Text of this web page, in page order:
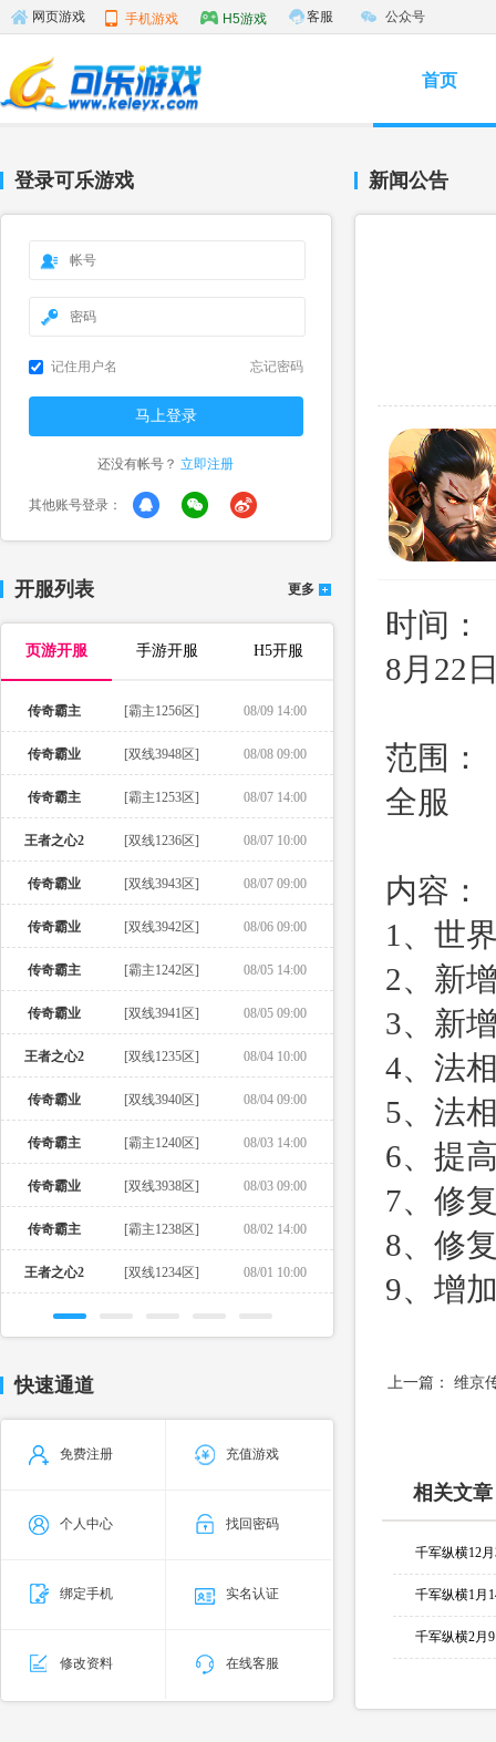
网页游戏 手机游戏 H5游戏 客服 公众号
首页
登录可乐游戏
记住用户名 忘记密码
还没有帐号？ 立即注册
其他账号登录：
开服列表 更多
页游开服 手游开服 H5开服
传奇霸主 [霸主1256区] 08/09 14:00
传奇霸业 [双线3948区] 08/08 09:00
传奇霸主 [霸主1253区] 08/07 14:00
王者之心2 [双线1236区] 08/07 10:00
传奇霸业 [双线3943区] 08/07 09:00
传奇霸业 [双线3942区] 08/06 09:00
传奇霸主 [霸主1242区] 08/05 14:00
传奇霸业 [双线3941区] 08/05 09:00
王者之心2 [双线1235区] 08/04 10:00
传奇霸业 [双线3940区] 08/04 09:00
传奇霸主 [霸主1240区] 08/03 14:00
传奇霸业 [双线3938区] 08/03 09:00
传奇霸主 [霸主1238区] 08/02 14:00
王者之心2 [双线1234区] 08/01 10:00
快速通道
免费注册 充值游戏
个人中心 找回密码
绑定手机 实名认证
修改资料 在线客服
新闻公告
时间：
8月22
范围：
全服
内容：
1、世
2、新
3、新
4、法
5、法
6、提
7、修
8、修
9、增
上一篇： 维京
相关文章
千军纵横12
千军纵横1月
千军纵横2月